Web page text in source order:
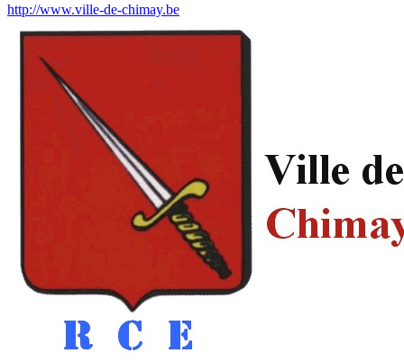
http://www.ville-de-chimay.be